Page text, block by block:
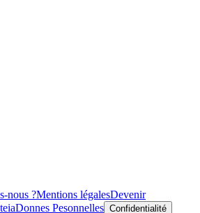
nous ?Mentions légalesDevenir
Donnes Pesonnelles Confidentialité